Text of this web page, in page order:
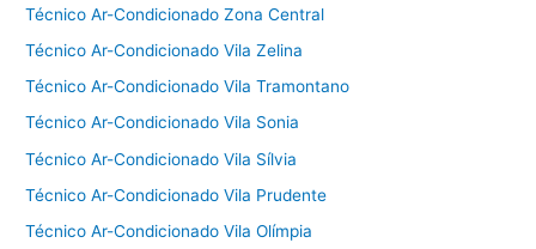
Técnico Ar-Condicionado Zona Central
Técnico Ar-Condicionado Vila Zelina
Técnico Ar-Condicionado Vila Tramontano
Técnico Ar-Condicionado Vila Sonia
Técnico Ar-Condicionado Vila Sílvia
Técnico Ar-Condicionado Vila Prudente
Técnico Ar-Condicionado Vila Olímpia